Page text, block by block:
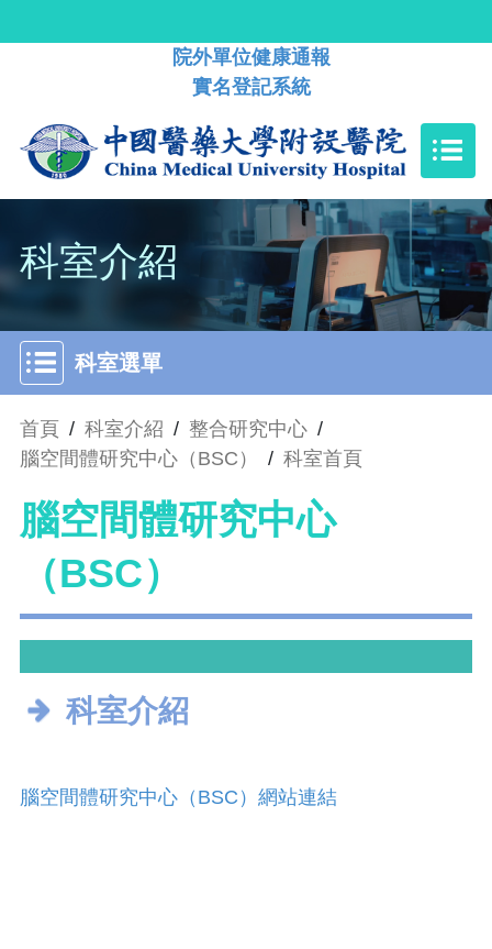
院外單位健康通報
實名登記系統
科室介紹
科室選單
首頁 / 科室介紹 / 整合研究中心 /
腦空間體研究中心（BSC）
/ 科室首頁
腦空間體研究中心
（BSC）
科室介紹
腦空間體研究中心（BSC）網站連結